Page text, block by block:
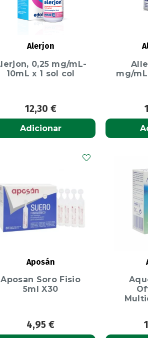
Alerjon
0,25 mg/mL-
10mL x 1 sol col
12,30 €
Adicionar
mg/
Aposán
Aposan Soro Fisio
5ml X30
4,95€